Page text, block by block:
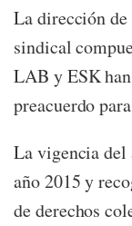
La dirección
sindical
LAB y ESK
preacuerdo
La vigencia del
año 2015 y
de derechos